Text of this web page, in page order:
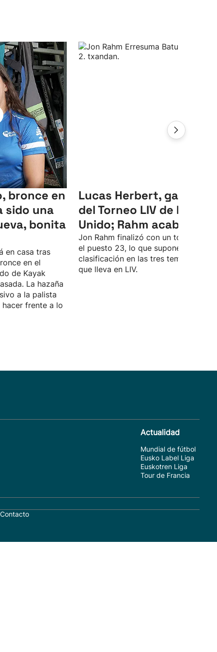
bronce en
sido una
bonita
en casa tras
en el
de Kayak
La hazaña
a la palista
hacer frente a lo
Lucas Herbert, ganador
del Torneo LIV de Reino
Unido; Rahm acaba 23º
Jon Rahm finalizó con un total de -4
el puesto 23, lo que supone su peor
clasificación en las tres temporadas
que lleva en LIV.
Actualidad
Mundial de fútbol
Eusko Label Liga
Euskotren Liga
Tour de Francia
Contacto